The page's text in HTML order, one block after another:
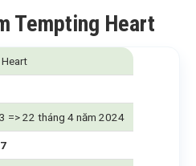
Tempting Heart
=> 22 tháng 4 năm 2024